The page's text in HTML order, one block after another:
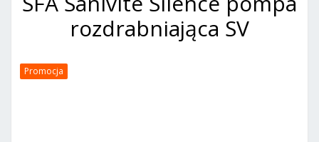
rozdrabniająca SV
Promocja